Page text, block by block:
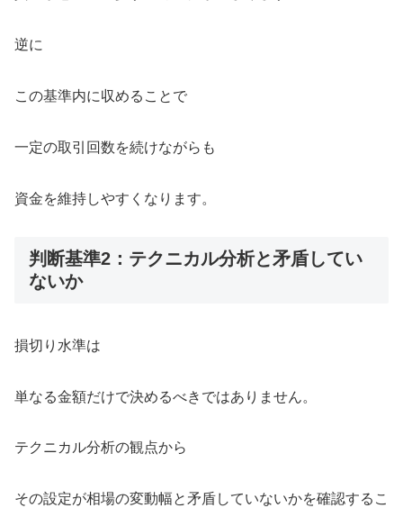
逆に
この基準内に収めることで
一定の取引回数を続けながらも
資金を維持しやすくなります。
判断基準2：テクニカル分析と矛盾してい
ないか
損切り水準は
単なる金額だけで決めるべきではありません。
テクニカル分析の観点から
その設定が相場の変動幅と矛盾していないかを確認するこ